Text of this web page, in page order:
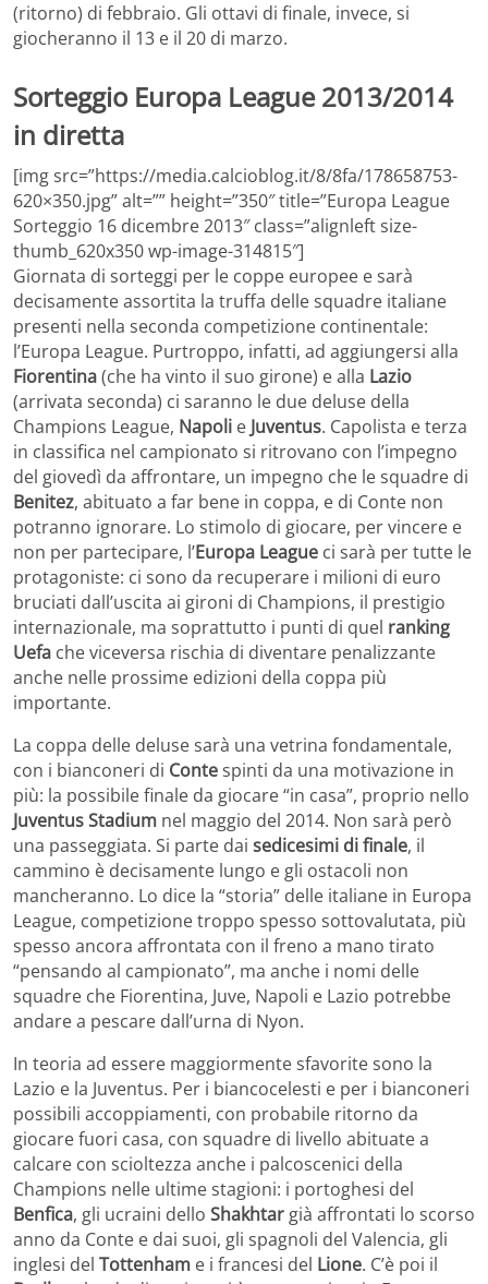
(ritorno) di febbraio. Gli ottavi di finale, invece, si
giocheranno il 13 e il 20 di marzo.
Sorteggio Europa League 2013/2014
in diretta
[img src=”https://media.calcioblog.it/8/8fa/178658753-
620×350.jpg” alt=”” height=”350″ title=”Europa League
Sorteggio 16 dicembre 2013″ class=”alignleft size-
thumb_620x350 wp-image-314815″]
Giornata di sorteggi per le coppe europee e sarà
decisamente assortita la truffa delle squadre italiane
presenti nella seconda competizione continentale:
l’Europa League. Purtroppo, infatti, ad aggiungersi alla
Fiorentina(che ha vinto il suo girone) e alla Lazio
(arrivata seconda) ci saranno le due deluse della
Champions League, Napoli e Juventus. Capolista e terza
in classifica nel campionato si ritrovano con l’impegno
del giovedì da affrontare, un impegno che le squadre di
Benitez, abituato a far bene in coppa, e di Conte non
potranno ignorare. Lo stimolo di giocare, per vincere e
non per partecipare, l’Europa League ci sarà per tutte le
protagoniste: ci sono da recuperare i milioni di euro
bruciati dall’uscita ai gironi di Champions, il prestigio
internazionale, ma soprattutto i punti di quel ranking
Uefa che viceversa rischia di diventare penalizzante
anche nelle prossime edizioni della coppa più
importante.
La coppa delle deluse sarà una vetrina fondamentale,
con i bianconeri di Contespinti da una motivazione in
più: la possibile finale da giocare “in casa”, proprio nello
Juventus Stadium nel maggio del 2014. Non sarà però
una passeggiata. Si parte dai sedicesimi di finale, il
cammino è decisamente lungo e gli ostacoli non
mancheranno. Lo dice la “storia” delle italiane in Europa
League, competizione troppo spesso sottovalutata, più
spesso ancora affrontata con il freno a mano tirato
“pensando al campionato”, ma anche i nomi delle
squadre che Fiorentina, Juve, Napoli e Lazio potrebbe
andare a pescare dall’urna di Nyon.
In teoria ad essere maggiormente sfavorite sono la
Lazio e la Juventus. Per i biancocelesti e per i bianconeri
possibili accoppiamenti, con probabile ritorno da
giocare fuori casa, con squadre di livello abituate a
calcare con scioltezza anche i palcoscenici della
Champions nelle ultime stagioni: i portoghesi del
Benfica, gli ucraini dello Shakhtar già affrontati lo scorso
anno da Conte e dai suoi, gli spagnoli del Valencia, gli
inglesi del Tottenham e i francesi del Lione. C’è poi il